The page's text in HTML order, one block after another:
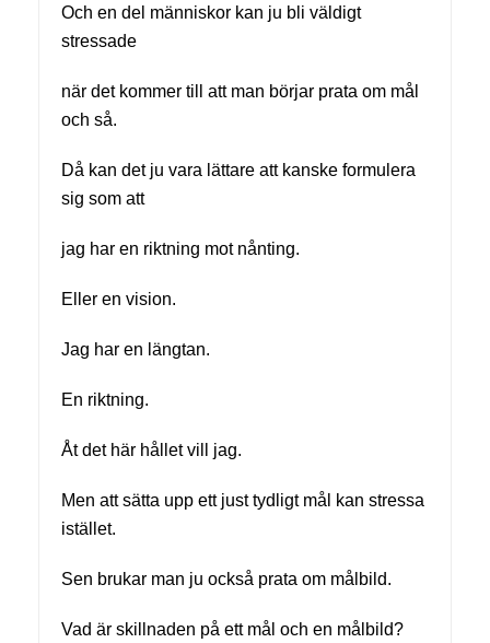
Och en del människor kan ju bli väldigt
stressade
när det kommer till att man börjar prata om mål
och så.
Då kan det ju vara lättare att kanske formulera
sig som att
jag har en riktning mot nånting.
Eller en vision.
Jag har en längtan.
En riktning.
Åt det här hållet vill jag.
Men att sätta upp ett just tydligt mål kan stressa
istället.
Sen brukar man ju också prata om målbild.
Vad är skillnaden på ett mål och en målbild?